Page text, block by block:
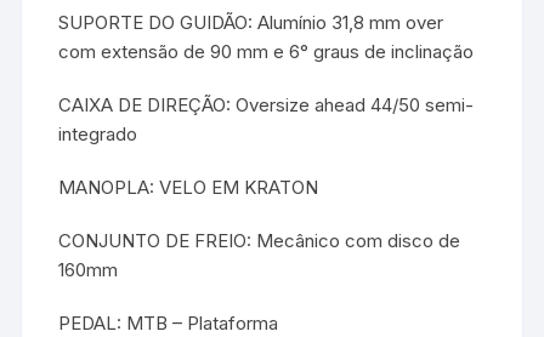
SUPORTE DO GUIDÃO: Alumínio 31,8 mm over
com extensão de 90 mm e 6° graus de inclinação
CAIXA DE DIREÇÃO: Oversize ahead 44/50 semi-
integrado
MANOPLA: VELO EM KRATON
CONJUNTO DE FREIO: Mecânico com disco de
160mm
PEDAL: MTB – Plataforma